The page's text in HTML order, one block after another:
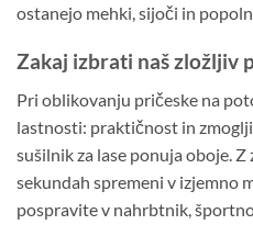
ostanejo mehki, sijoči in
Zakaj izbrati naš zložljiv
Pri oblikovanju pričeske na
lastnosti: praktičnost in
sušilnik za lase ponuja oboje.
sekundah spremeni v izjemno
pospravite v nahrbtnik,